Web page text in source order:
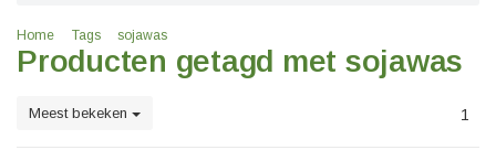
Home Tags sojawas
Producten getagd met sojawas
Meest bekeken 1